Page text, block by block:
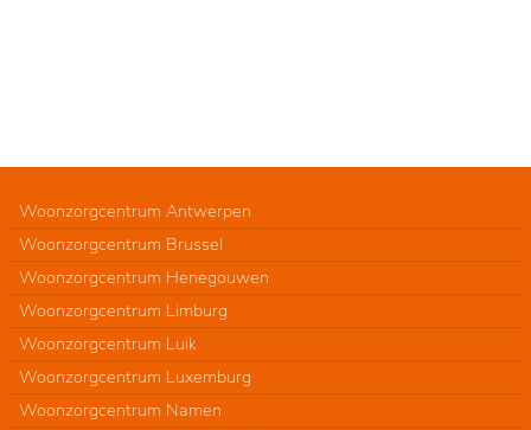
Woonzorgcentrum Antwerpen
Woonzorgcentrum Brussel
Woonzorgcentrum Henegouwen
Woonzorgcentrum Limburg
Woonzorgcentrum Luik
Woonzorgcentrum Luxemburg
Woonzorgcentrum Namen